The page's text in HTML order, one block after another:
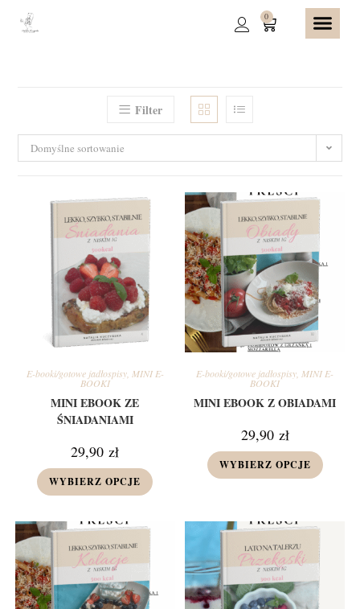
0
Filter
Domyślne sortowanie
E-booki/gotowe jadłospisy, MINI E-
BOOKI
MINI EBOOK ZE
ŚNIADANIAMI
29,90 zł
WYBIERZ OPCJE
E-booki/gotowe jadłospisy MINI E-
BOOKI
MINI EBOOK Z OBIADAMI
29,90 zł
WYBIERZ OPCJE